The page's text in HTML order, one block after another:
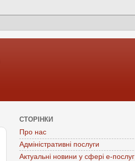
СТОРІНКИ
Про нас
Адміністративні послуги
Актуальні новини у сфері е-послуг